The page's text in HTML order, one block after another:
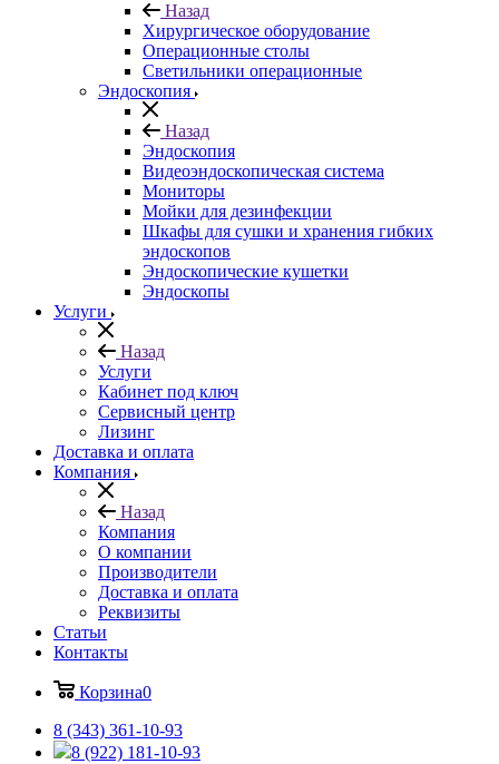
Назад
Хирургическое оборудование
Операционные столы
Светильники операционные
Эндоскопия
Назад
Эндоскопия
Видеоэндоскопическая система
Мониторы
Мойки для дезинфекции
Шкафы для сушки и хранения гибких
эндоскопов
Эндоскопические кушетки
Эндоскопы
Услуги
Назад
Услуги
Кабинет под ключ
Сервисный центр
Лизинг
Доставка и оплата
Компания
Назад
Компания
О компании
Производители
Доставка и оплата
Реквизиты
Статьи
Контакты
Корзина0
8 (343) 361-10-93
8 (922) 181-10-93